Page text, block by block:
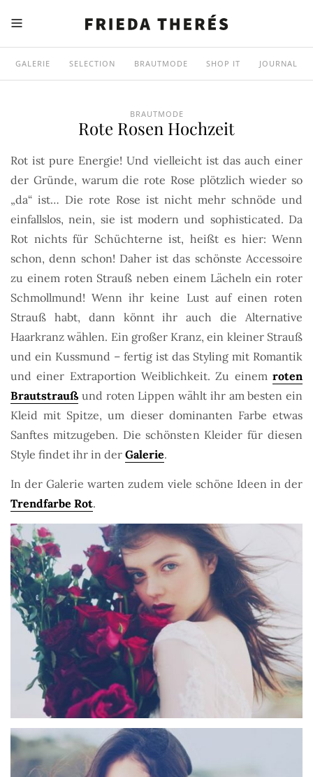
GALERIE SELECTION BRAUTMODE SHOP IT JOURNAL
BRAUTMODE
Rote Rosen Hochzeit
Rot ist pure Energie! Und vielleicht ist das auch einer
der Gründe, warum die rote Rose plötzlich wieder so
„da“ ist… Die rote Rose ist nicht mehr schnöde und
einfallslos, nein, sie ist modern und sophisticated. Da
Rot nichts für Schüchterne ist, heißt es hier: Wenn
schon, denn schon! Daher ist das schönste Accessoire
zu einem roten Strauß neben einem Lächeln ein roter
Schmollmund! Wenn ihr keine Lust auf einen roten
Strauß habt, dann könnt ihr auch die Alternative
Haarkranz wählen. Ein großer Kranz, ein kleiner Strauß
und ein Kussmund – fertig ist das Styling mit Romantik
und einer Extraportion Weiblichkeit. Zu einem roten
Brautstrauß und roten Lippen wählt ihr am besten ein
Kleid mit Spitze, um dieser dominanten Farbe etwas
Sanftes mitzugeben. Die schönsten Kleider für diesen
Style findet ihr in der Galerie.
In der Galerie warten zudem viele schöne Ideen in der
Trendfarbe Rot.